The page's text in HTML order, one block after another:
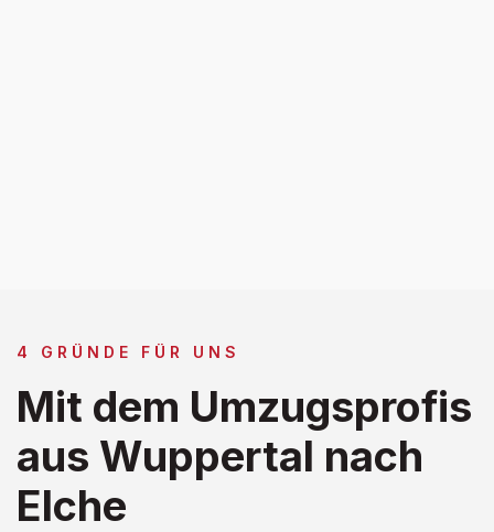
4 GRÜNDE FÜR UNS
Mit dem Umzugsprofis
aus Wuppertal nach
Elche